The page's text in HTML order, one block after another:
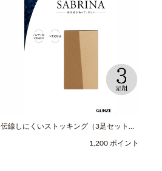
伝線しにくいストッキング（3足セット）
1,200 ポイント